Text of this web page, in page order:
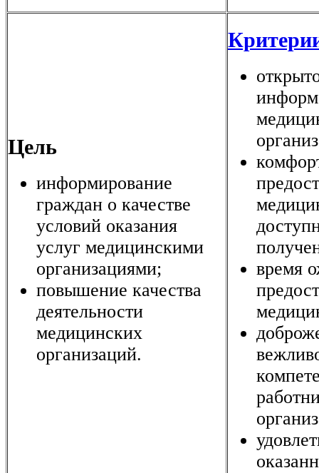
Цель
информирование
граждан о качестве
условий оказания
услуг медицинскими
организациями;
повышение качества
деятельности
медицинских
организаций.
время